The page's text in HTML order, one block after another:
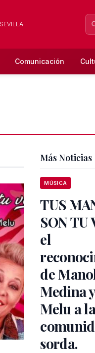
Comunicación
Más Noticias
MÚSICA
TUS
SON TU
el
de
Medina y
Melu a
sorda.